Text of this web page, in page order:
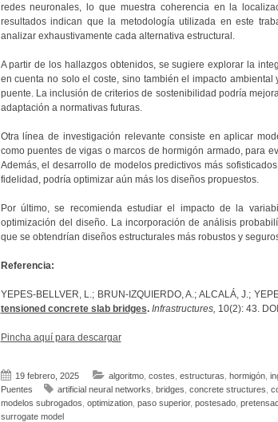
redes neuronales, lo que muestra coherencia en la
resultados indican que la metodología utilizada en este
analizar exhaustivamente cada alternativa estructural.
A partir de los hallazgos obtenidos, se sugiere explorar la
en cuenta no solo el coste, sino también el impacto
puente. La inclusión de criterios de sostenibilidad podría
adaptación a normativas futuras.
Otra línea de investigación relevante consiste en aplicar
como puentes de vigas o marcos de hormigón armado, para
Además, el desarrollo de modelos predictivos más
fidelidad, podría optimizar aún más los diseños propuestos.
Por último, se recomienda estudiar el impacto de la
optimización del diseño. La incorporación de análisis
que se obtendrían diseños estructurales más robustos y
Referencia:
YEPES-BELLVER, L.; BRUN-IZQUIERDO, A.; ALCALÁ, J.;
tensioned concrete slab bridges. Infrastructures, 10(2): 43.
Pincha aquí para descargar
19 febrero, 2025 algoritmo, costes estructuras hormigón,
Puentes
artificial neural networks bridges concrete structures
modelos subrogados optimization, paso superior, postesado,
surrogate model